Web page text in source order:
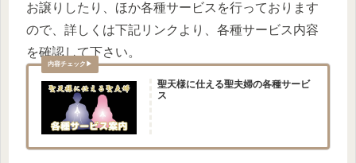
お譲りしたり、ほか各種サービスを行っております
ので、詳しくは下記リンクより、各種サービス内容
を確認して下さい。
聖天様に仕える聖夫婦の各種サービ
ス